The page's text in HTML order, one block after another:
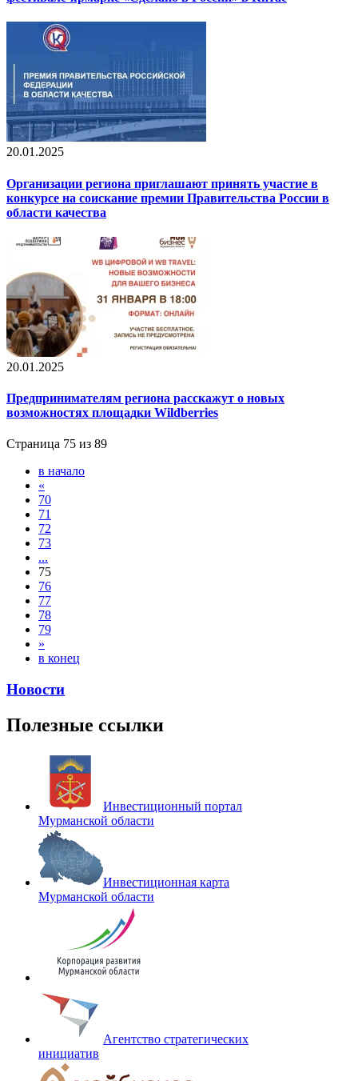
20.01.2025
Организации региона приглашают принять участие в
конкурсе на соискание премии Правительства России в
области качества
20.01.2025
Предпринимателям региона расскажут о новых
возможностях площадки Wildberries
Страница 75 из 89
в начало
«
70
71
72
73
...
75
76
77
78
79
»
в конец
Новости
Полезные ссылки
Инвестиционный портал
Мурманской области
Инвестиционная карта
Мурманской области
Агентство стратегических
инициатив